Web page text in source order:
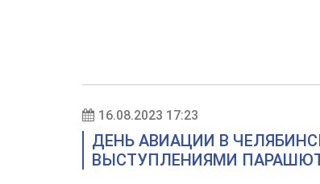
16.08.2023 17:23
ДЕНЬ АВИАЦИИ В
ВЫСТУПЛЕНИЯМИ